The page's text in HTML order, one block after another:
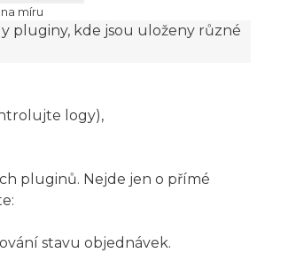
míru
pluginy, kde jsou uloženy různé
logy),
pluginů. Nejde jen o přímé
stavu objednávek.